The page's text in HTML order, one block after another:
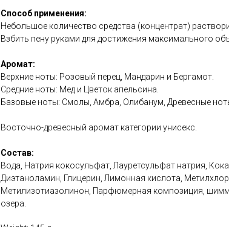
Способ применения:
Небольшое количество средства (концентрат)
Взбить пену руками для достижения максимального
Аромат:
Верхние ноты: Розовый перец, Мандарин и Бергамот.
Средние ноты: Мед и Цветок апельсина.
Базовые ноты: Смолы, Амбра, Олибанум, Древесные
Восточно-древесный аромат категории унисекс.
Состав:
Вода, Натрия кокосульфат, Лауретсульфат натрия,
Диэтаноламин, Глицерин, Лимонная кислота,
Метилизотиазолинон, Парфюмерная композиция,
озера.